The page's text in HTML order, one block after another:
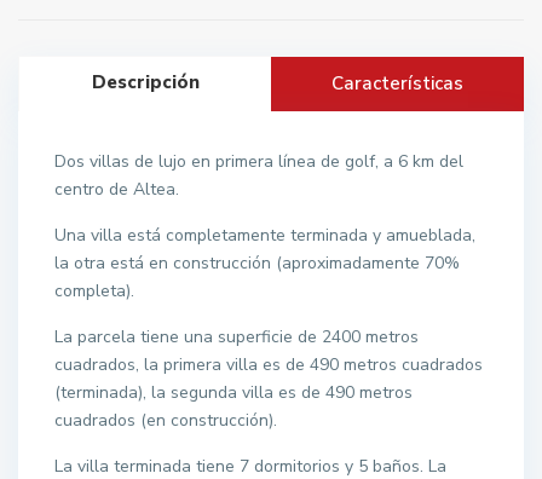
Descripción Características
Dos villas de lujo en primera línea de golf, a 6 km del
centro de Altea.
Una villa está completamente terminada y amueblada,
la otra está en construcción (aproximadamente 70%
completa).
La parcela tiene una superficie de 2400 metros
cuadrados, la primera villa es de 490 metros cuadrados
(terminada), la segunda villa es de 490 metros
cuadrados (en construcción).
La villa terminada tiene 7 dormitorios y 5 baños. La